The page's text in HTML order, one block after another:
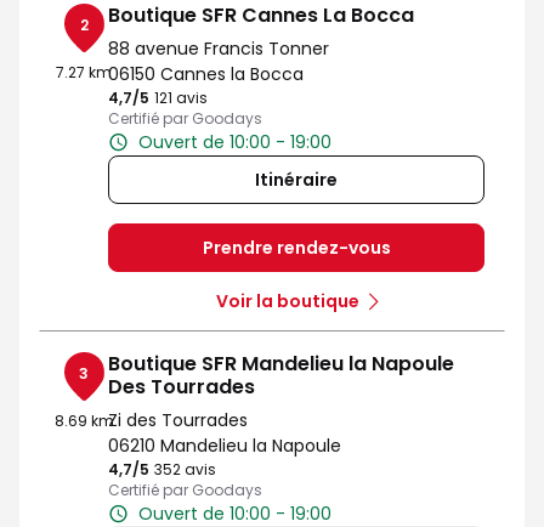
2
7.27 km
Boutique SFR Cannes La Bocca
88 avenue Francis Tonner
06150 Cannes la Bocca
4,7/5 Note de 4.7 sur 5
121 avis
Certifié par Goodays
Ouvert de 10:00 - 19:00
Itinéraire
Prendre rendez-vous
Voir la boutique
3
8.69 km
Boutique SFR Mandelieu la Napoule
Des Tourrades
Zi des Tourrades
06210 Mandelieu la Napoule
4,7/5 Note de 4.7 sur 5
352 avis
Certifié par Goodays
Ouvert de 10:00 - 19:00